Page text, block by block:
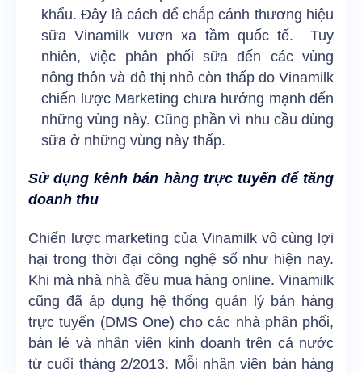
khẩu. Đây là cách để chắp cánh thương hiệu
sữa Vinamilk vươn xa tầm quốc tế. Tuy
nhiên, việc phân phối sữa đến các vùng
nông thôn và đô thị nhỏ còn thấp do Vinamilk
chiến lược Marketing chưa hướng mạnh đến
những vùng này. Cũng phần vì nhu cầu dùng
sữa ở những vùng này thấp.
Sử dụng kênh bán hàng trực tuyến để tăng
doanh thu
Chiến lược marketing của Vinamilk vô cùng lợi
hại trong thời đại công nghệ số như hiện nay.
Khi mà nhà nhà đều mua hàng online. Vinamilk
cũng đã áp dụng hệ thống quản lý bán hàng
trực tuyến (DMS One) cho các nhà phân phối,
bán lẻ và nhân viên kinh doanh trên cả nước
từ cuối tháng 2/2013. Mỗi nhân viên bán hàng